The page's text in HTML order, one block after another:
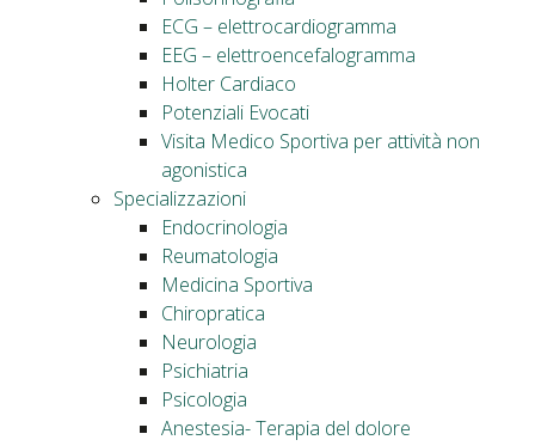
ECG – elettrocardiogramma
EEG – elettroencefalogramma
Holter Cardiaco
Potenziali Evocati
Visita Medico Sportiva per attività non
agonistica
Specializzazioni
Endocrinologia
Reumatologia
Medicina Sportiva
Chiropratica
Neurologia
Psichiatria
Psicologia
Anestesia- Terapia del dolore